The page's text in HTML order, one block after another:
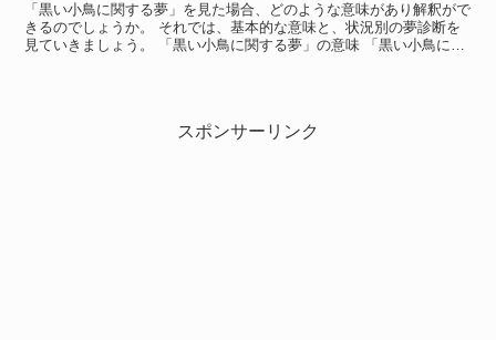
「黒い小鳥に関する夢」を見た場合、どのような意味があり解釈がで
きるのでしょうか。 それでは、基本的な意味と、状況別の夢診断を
見ていきましょう。 「黒い小鳥に関する夢」の意味 「黒い小鳥に関
スポンサーリンク